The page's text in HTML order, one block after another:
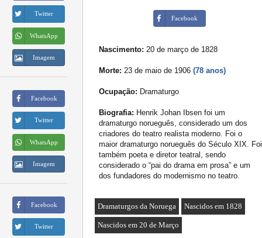
Twitter
WhatsApp
Imagem
Facebook
Twitter
WhatsApp
Imagem
Facebook
Twitter
Facebook
Nascimento: 20 de março de 1828
Morte: 23 de maio de 1906 (78 anos)
Ocupação: Dramaturgo
Biografia: Henrik Johan Ibsen foi um
dramaturgo norueguês, considerado um dos
criadores do teatro realista moderno. Foi o
maior dramaturgo norueguês do Século XIX. Foi
também poeta e diretor teatral, sendo
considerado o “pai do drama em prosa” e um
dos fundadores do modernismo no teatro.
Dramaturgos da Noruega Nascidos em 1828
Nascidos em 20 de Março